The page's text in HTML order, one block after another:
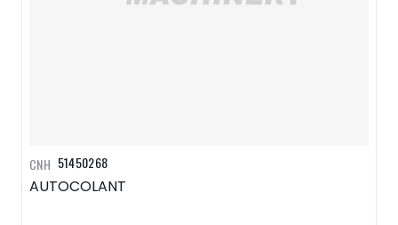
51450268
AUTOCOLANT
CNH